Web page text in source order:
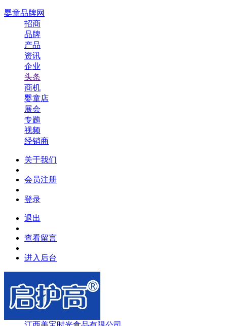
婴童品牌网
招商
品牌
产品
资讯
企业
头条
商机
婴童店
展会
专题
视频
经销商
关于我们
会员注册
登录
退出
查看留言
进入后台